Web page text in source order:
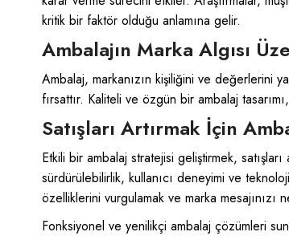
kritik bir faktör olduğu anlamına gelir.
Ambalajın Marka Algısı
Ambalaj, markanızın kişiliğini ve değerlerini
fırsattır. Kaliteli ve özgün bir ambalaj
Satışları Artırmak İçin
Etkili bir ambalaj stratejisi geliştirmek,
sürdürülebilirlik, kullanıcı deneyimi ve
özelliklerini vurgulamak ve marka mesajınızı
Fonksiyonel ve yenilikçi ambalaj çözümleri